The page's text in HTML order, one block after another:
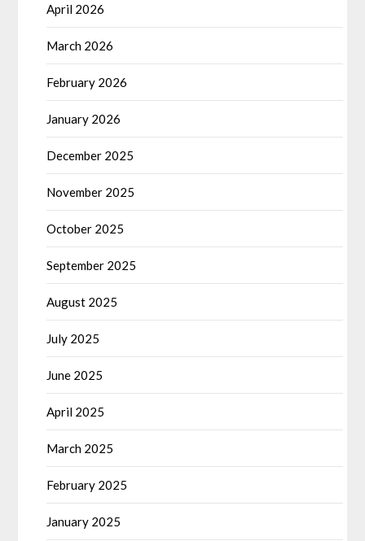
April 2026
March 2026
February 2026
January 2026
December 2025
November 2025
October 2025
September 2025
August 2025
July 2025
June 2025
April 2025
March 2025
February 2025
January 2025